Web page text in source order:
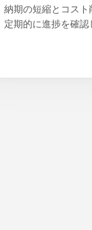
納期の短縮とコス
定期的に進捗を確